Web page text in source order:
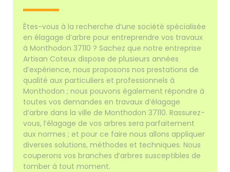
Êtes-vous à la recherche d’une société spécialisée
en élagage d’arbre pour entreprendre vos travaux
à Monthodon 37110 ? Sachez que notre entreprise
Artisan Coteux dispose de plusieurs années
d’expérience, nous proposons nos prestations de
qualité aux particuliers et professionnels à
Monthodon ; nous pouvons également répondre à
toutes vos demandes en travaux d’élagage
d’arbre dans la ville de Monthodon 37110. Rassurez-
vous, l’élagage de vos arbres sera parfaitement
aux normes ; et pour ce faire nous allons appliquer
diverses solutions, méthodes et techniques. Nous
couperons vos branches d’arbres susceptibles de
tomber à tout moment.